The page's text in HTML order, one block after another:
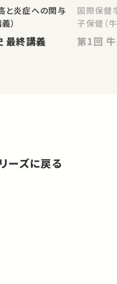
と炎症への関与
）
史 最終講義
国際保健
子保健（
第
ーズに戻る